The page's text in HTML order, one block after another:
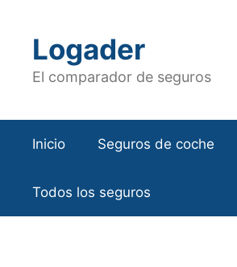
contenidoLogader
El comparador de seguros
Inicio Seguros de coche
Todos los seguros